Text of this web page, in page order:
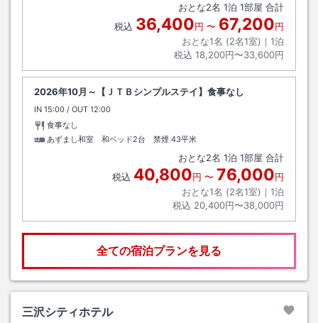
おとな2名 1泊 1部屋 合計
税込 36,400円 〜 67,200円
おとな1名 (2名1室)｜ 1泊
税込 18,200円〜33,600円
2026年10月～【ＪＴＢシンプルステイ】食事なし
IN チェックイン
15:00 / OUT チェックアウト
12:00
食事なし
あずまし和室 和ベッド2台 禁煙 43平米
おとな2名 1泊 1部屋 合計
税込 40,800円 〜 76,000円
おとな1名 (2名1室)｜ 1泊
税込 20,400円〜38,000円
全ての宿泊プランを見る
三沢シティホテル